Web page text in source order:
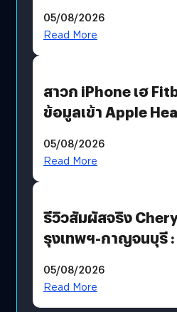
05/08/2026
Read More
สาวก iPhone เฮ
ข้อมูลเข้า Apple
05/08/2026
Read More
รีวิวสัมผัสจริง
รุงเทพฯ-กาญจนบุรี :
ฟังก์ชันเกินตัว
05/08/2026
Read More